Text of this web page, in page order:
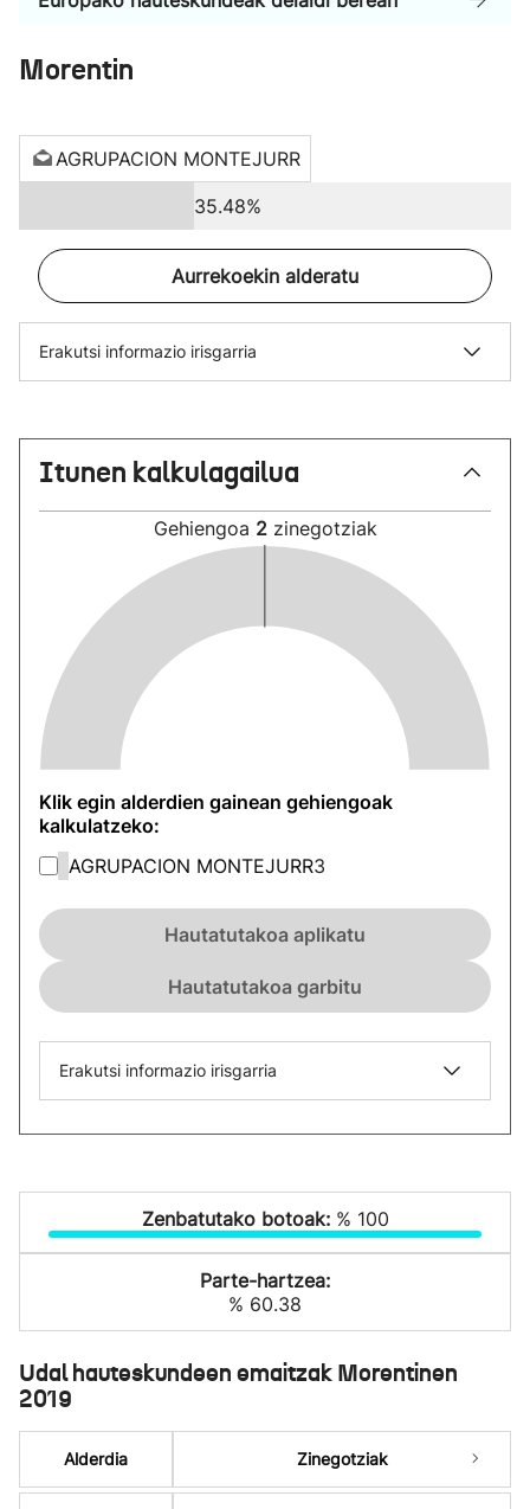
Morentin
AGRUPACION MONTEJURR
35.48%
Aurrekoekin alderatu
Erakutsi informazio irisgarria
Itunen kalkulagailua
Gehiengoa 2 zinegotziak
Klik egin alderdien gainean gehiengoak
kalkulatzeko:
AGRUPACION MONTEJURR3
Hautatutakoa aplikatu
Hautatutakoa garbitu
Erakutsi informazio irisgarria
Zenbatutako botoak: % 100
Parte-hartzea:
% 60.38
Udal hauteskundeen emaitzak Morentinen
2019
Alderdia Zinegotziak